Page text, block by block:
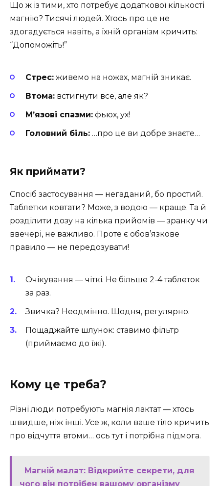
Що ж із тими, хто потребує додаткової кількості
магнію? Тисячі людей. Хтось про це не
здогадується навіть, а їхній організм кричить:
“Допоможіть!”
Стрес: живемо на ножах, магній зникає.
Втома: встигнути все, але як?
М’язові спазми: фьюх, ух!
Головний біль: …про це ви добре знаєте…
Як приймати?
Спосіб застосування — негаданий, бо простий.
Таблетки ковтати? Може, з водою — краще. Та й
розділити дозу на кілька прийомів — зранку чи
ввечері, не важливо. Проте є обов’язкове
правило — не передозувати!
Очікування — чіткі. Не більше 2-4 таблеток
за раз.
Звичка? Неодмінно. Щодня, регулярно.
Пощаджайте шлунок: ставимо фільтр
(приймаємо до їжі).
Кому це треба?
Різні люди потребують магнія лактат — хтось
швидше, ніж інші. Усе ж, коли ваше тіло кричить
про відчуття втоми… ось тут і потрібна підмога.
Магній малат: Відкрийте секрети, для
чого він потрібен вашому організму